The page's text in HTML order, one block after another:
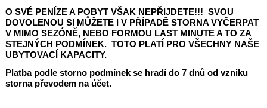
O SVÉ PENÍZE A POBYT VŠAK NEPŘIJDETE!!! SVOU
DOVOLENOU SI MŮŽETE I V PŘÍPADĚ STORNA VYČERPAT
V MIMO SEZÓNĚ, NEBO FORMOU LAST MINUTE A TO ZA
STEJNÝCH PODMÍNEK. TOTO PLATÍ PRO VŠECHNY NAŠE
UBYTOVACÍ KAPACITY.
Platba podle storno podmínek se hradí do 7 dnů od vzniku
storna převodem na účet.